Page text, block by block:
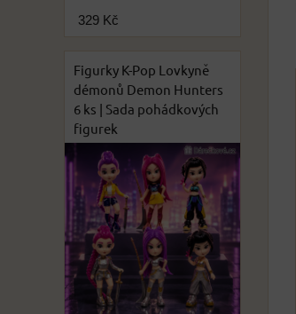
329 Kč
Figurky K-Pop Lovkyně
démonů Demon Hunters
6 ks | Sada pohádkových
figurek